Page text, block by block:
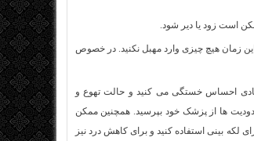
است زود یا دیر شود.
زمان هیچ چیزی وارد مهبل نکنید. در خصوص
احساس خستگی می کنید و حالت تهوع و
ها از پزشک خود بپرسید. همچنین ممکن
بینی استفاده کنید و برای کاهش درد نیز